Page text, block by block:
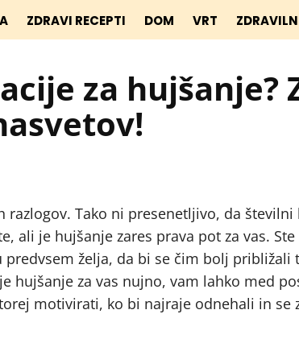
ZDRAVI RECEPTI DOM VRT
za hujšanje?
Tako ni presenetljivo, da
ali je hujšanje zares prava pot za vas.
predvsem želja, da bi se čim bolj
hujšanje za vas nujno, vam lahko med
motivirati, ko bi najraje odnehali in se